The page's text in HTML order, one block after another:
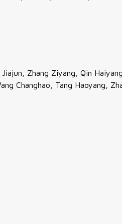
Zhang Ziyang, Qin
Changhao, Tang Haoyang,